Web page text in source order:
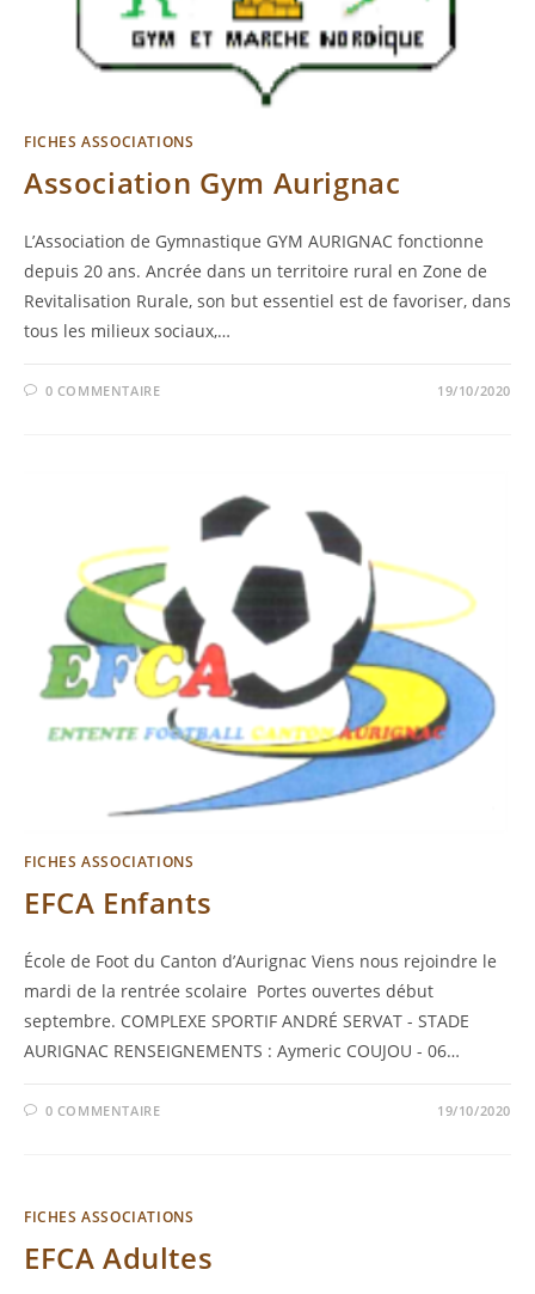
FICHES ASSOCIATIONS
Association Gym Aurignac
L’Association de Gymnastique GYM AURIGNAC fonctionne
depuis 20 ans. Ancrée dans un territoire rural en Zone de
Revitalisation Rurale, son but essentiel est de favoriser, dans
tous les milieux sociaux,…
0 COMMENTAIRE 19/10/2020
FICHES ASSOCIATIONS
EFCA Enfants
École de Foot du Canton d’Aurignac Viens nous rejoindre le
mardi de la rentrée scolaire Portes ouvertes début
septembre. COMPLEXE SPORTIF ANDRÉ SERVAT - STADE
AURIGNAC RENSEIGNEMENTS : Aymeric COUJOU - 06…
0 COMMENTAIRE 19/10/2020
FICHES ASSOCIATIONS
EFCA Adultes